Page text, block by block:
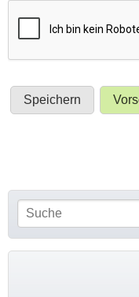
Suchformular
Suche